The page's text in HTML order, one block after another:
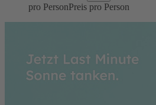
pro PersonPreis pro Person